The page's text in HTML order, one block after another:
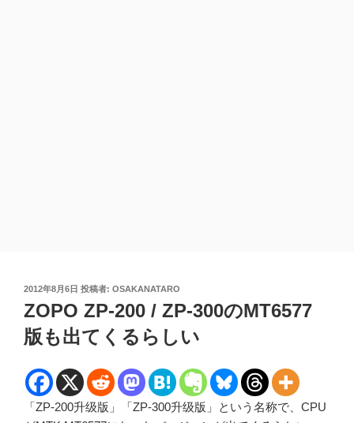
投
稿
日:
2012年8月6日 投稿者: OSAKANATARO
ZOPO ZP-200 / ZP-300のMT6577
版も出てくるらしい
「ZP-200升级版」「ZP-300升级版」という名称で、CPU